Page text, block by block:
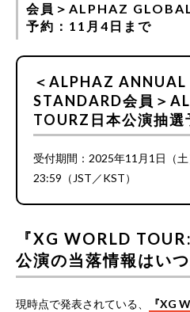
会員＞ALPHAZ
予約：11月4日まで
＜ALPHAZ
STANDARD会員＞
TOURZ日本公演抽選
受付期間：2025年11月1日（土
23:59（JST／KST）
『XG WORLD
公演の当落情報はい
現時点で発表されている、
『XG